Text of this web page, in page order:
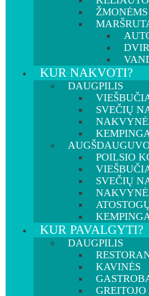
KUR NAKVOTI?
DAUGPILIS
SVEČIŲ
POILSIO
SVEČIŲ
KUR PAVALGYTI?
DAUGPILIS
KAVINĖS